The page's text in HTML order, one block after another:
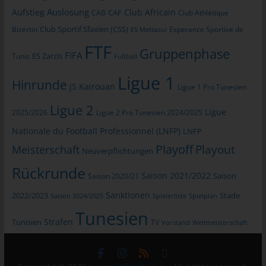
Aufstieg Auslosung CAB CAF Club Africain Club Athlétique
Bizertin Club Sportif Sfaxien (CSS) ES Metlaoui Esperance Sportive de
Tunis ES Zarzis FIFA FTF Fußball Gruppenphase
Hinrunde JS Kairouan Ligue 1 Ligue 1 Pro Tunesien
2025/2026 Ligue 2 Ligue 2 Pro Tunesien 2024/2025 Ligue
Nationale du Football Professionnel (LNFP) LNFP
Meisterschaft Neuverpflichtungen Playoff Playout
Rückrunde Saison 2020/21 Saison 2021/2022 Saison
2022/2023 Saison 2024/2025 Sanktionen Spielerliste Spielplan Stade
Tunisien Strafen Tunesien TV Vorstand Weltmeisterschaft
Routinemäßige Löschung und Sperrung
von personenbezogenen Daten
Der für die Verarbeitung Verantwortliche verarbeitet und
speichert personenbezogene Daten der betroffenen Person nur
für den Zeitraum, der zur Erreichung des Speicherungszwecks
erforderlich ist oder sofern dies durch den Europäischen
Gesetzgeber in Gesetzen oder Vorschriften, welchen der für die
Verarbeitung Verantwortliche unterliegt, vorgesehen wurde.
Entfällt der Speicherungszweck oder läuft eine vom
Europäischen Richtlinien- und Verordnungsgeber oder einem
anderen zuständigen Gesetzgeber vorgeschriebene
routinemäßig und entsprechend den gesetzlichen Vorschriften
gesperrt oder gelöscht.
a) Recht auf Bestätigung